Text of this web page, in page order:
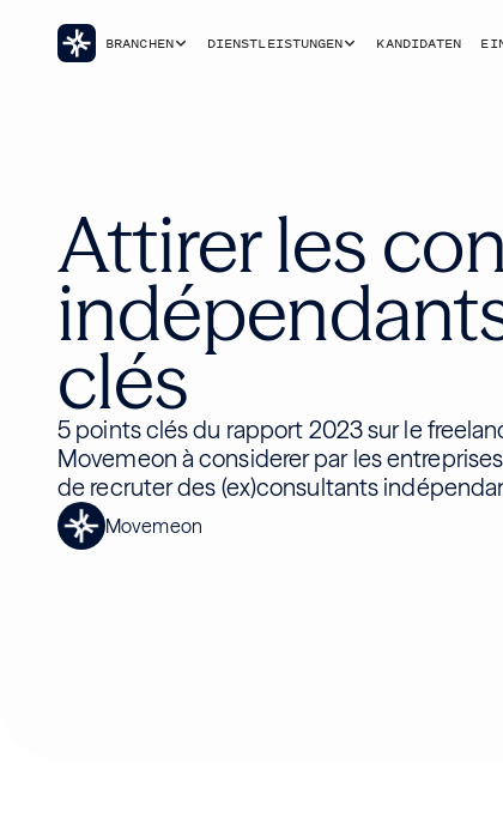
BRANCHEN DIENSTLEISTUNGEN KANDIDATEN
Attirer les
clés
5 points clés du rapport 2023 sur le
Movemeon à considerer par les
de recruter des (ex)consultants
Movemeon